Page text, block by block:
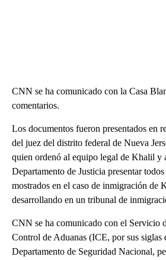
CNN se ha comunicado con la Casa
comentarios.
Los documentos fueron presentados en
del juez del distrito federal de Nueva
quien ordenó al equipo legal de Khalil y
Departamento de Justicia presentar
mostrados en el caso de inmigración de
desarrollando en un tribunal de
CNN se ha comunicado con el Servicio
Control de Aduanas (ICE, por sus siglas
Departamento de Seguridad Nacional,